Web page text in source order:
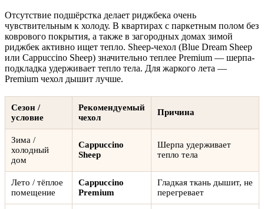
Отсутствие подшёрстка делает риджбека очень
чувствительным к холоду. В квартирах с паркетным полом без
коврового покрытия, а также в загородных домах зимой
риджбек активно ищет тепло. Sheep-чехол (Blue Dream Sheep
или Cappuccino Sheep) значительно теплее Premium — шерпа-
подкладка удерживает тепло тела. Для жаркого лета —
Premium чехол дышит лучше.
Сезон /
условие
Рекомендуемый
чехол
Причина
Зима /
холодный
дом
Cappuccino
Sheep
Шерпа удерживает
тепло тела
Лето / тёплое
помещение
Cappuccino
Premium
Гладкая ткань дышит, не
перегревает